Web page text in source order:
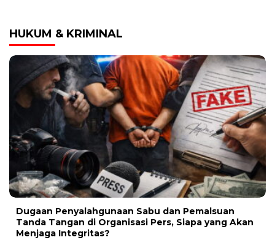
HUKUM & KRIMINAL
Dugaan Penyalahgunaan Sabu dan Pemalsuan
Tanda Tangan di Organisasi Pers, Siapa yang Akan
Menjaga Integritas?